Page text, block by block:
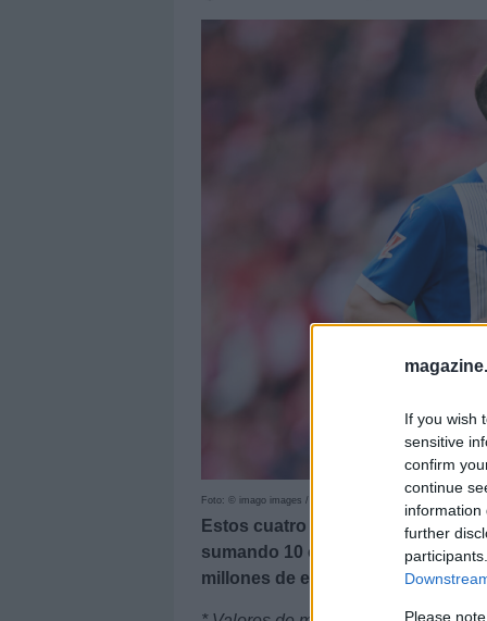
If you wish
sensitive
confirm
continue
information
further
Please
Foto: © imago images / Ricardo Larreina
Estos cuatro jugadores han
sumando 10 o más puntos pese
millones de euros. ¡A comprar